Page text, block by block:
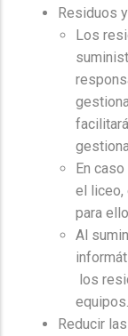
Residuos
Los
En
el liceo,
para
Al
los
equipos.
Reducir